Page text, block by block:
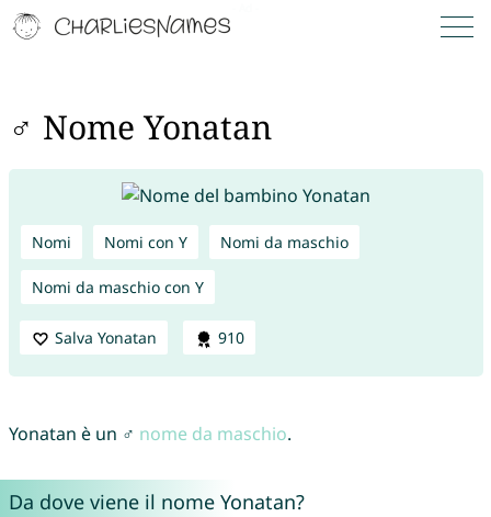
♂ Nome Yonatan
Nomi Nomi con Y Nomi da maschio
Nomi da maschio con Y
Salva Yonatan 910
Yonatan è un ♂ nome da maschio.
Da dove viene il nome Yonatan?